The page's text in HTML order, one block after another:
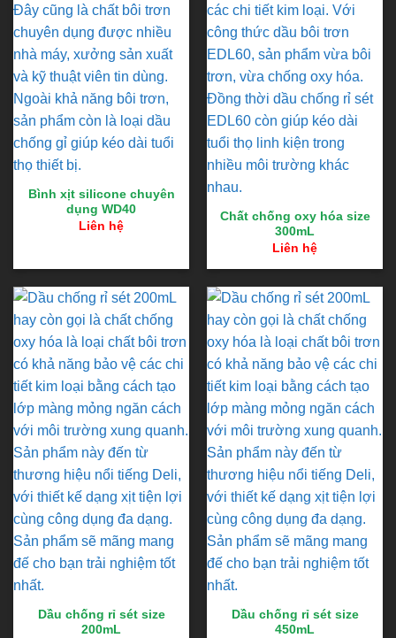
Bình xịt silicone chuyên
dụng WD40
Liên hệ
Chất chống oxy hóa size
300mL
Liên hệ
Dầu chống rỉ sét size
200mL
Dầu chống rỉ sét size
450mL